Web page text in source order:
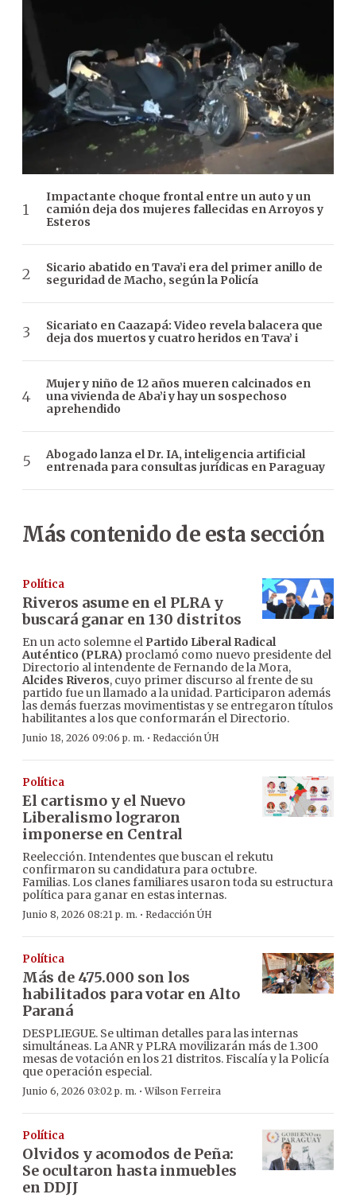
Impactante choque frontal entre un auto y un
camión deja dos mujeres fallecidas en Arroyos y
Esteros
Sicario abatido en Tava’i era del primer anillo de
seguridad de Macho, según la Policía
Sicariato en Caazapá: Video revela balacera que
deja dos muertos y cuatro heridos en Tava’ i
Mujer y niño de 12 años mueren calcinados en
una vivienda de Aba’i y hay un sospechoso
aprehendido
Abogado lanza el Dr. IA, inteligencia artificial
entrenada para consultas jurídicas en Paraguay
Más contenido de esta sección
Política
Riveros asume en el PLRA y
buscará ganar en 130 distritos
En un acto solemne el Partido Liberal Radical
Auténtico (PLRA) proclamó como nuevo presidente del
Directorio al intendente de Fernando de la Mora,
Alcides Riveros, cuyo primer discurso al frente de su
partido fue un llamado a la unidad. Participaron además
las demás fuerzas movimentistas y se entregaron títulos
habilitantes a los que conformarán el Directorio.
Junio 18, 2026 09:06 p. m. · Redacción ÚH
Política
El cartismo y el Nuevo
Liberalismo lograron
imponerse en Central
Reelección. Intendentes que buscan el rekutu
confirmaron su candidatura para octubre.
Familias. Los clanes familiares usaron toda su estructura
política para ganar en estas internas.
Junio 8, 2026 08:21 p. m. · Redacción ÚH
Política
Más de 475.000 son los
habilitados para votar en Alto
Paraná
DESPLIEGUE. Se ultiman detalles para las internas
simultáneas. La ANR y PLRA movilizarán más de 1.300
mesas de votación en los 21 distritos. Fiscalía y la Policía
que operación especial.
Junio 6, 2026 03:02 p. m. ·Wilson Ferreira
Política
Olvidos y acomodos de Peña:
Se ocultaron hasta inmuebles
en DDJJ